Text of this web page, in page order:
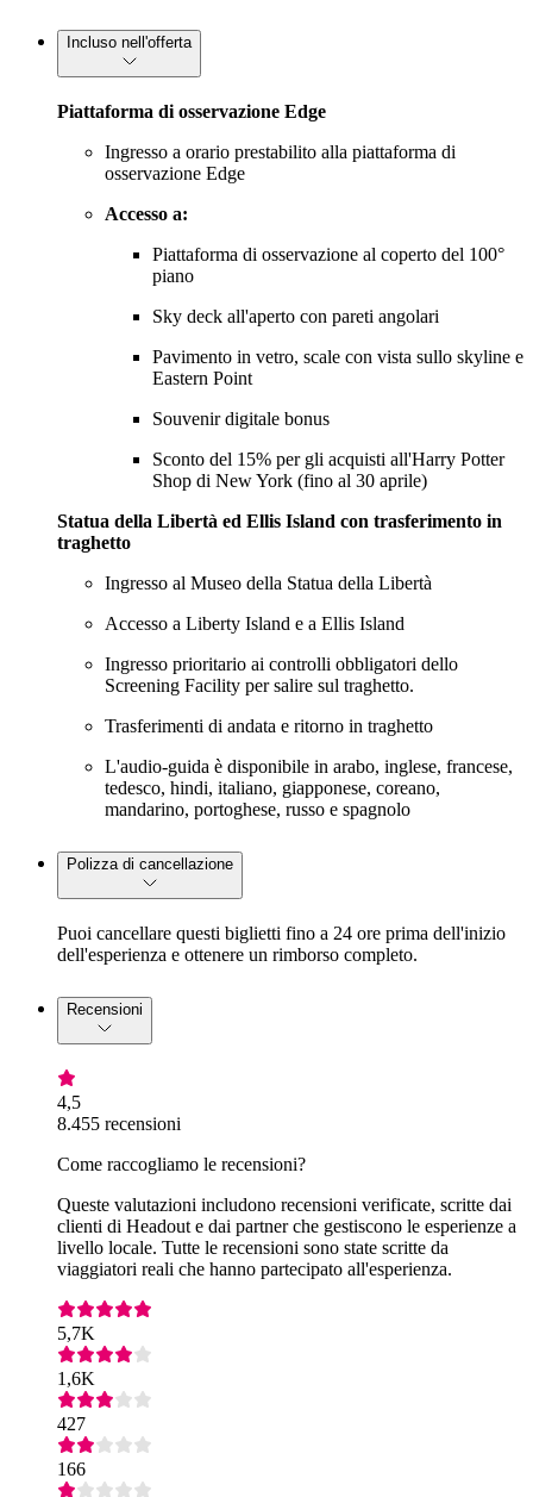
Incluso nell'offerta
Piattaforma di osservazione Edge
Ingresso a orario prestabilito alla piattaforma di
osservazione Edge
Accesso a:
Piattaforma di osservazione al coperto del 100°
piano
Sky deck all'aperto con pareti angolari
Pavimento in vetro, scale con vista sullo skyline e
Eastern Point
Souvenir digitale bonus
Sconto del 15% per gli acquisti all'Harry Potter
Shop di New York (fino al 30 aprile)
Statua della Libertà ed Ellis Island con trasferimento in
traghetto
Ingresso al Museo della Statua della Libertà
Accesso a Liberty Island e a Ellis Island
Ingresso prioritario ai controlli obbligatori dello
Screening Facility per salire sul traghetto.
Trasferimenti di andata e ritorno in traghetto
L'audio-guida è disponibile in arabo, inglese, francese,
tedesco, hindi, italiano, giapponese, coreano,
mandarino, portoghese, russo e spagnolo
Polizza di cancellazione
Puoi cancellare questi biglietti fino a 24 ore prima dell'inizio
dell'esperienza e ottenere un rimborso completo.
Recensioni
4,5
8.455 recensioni
Come raccogliamo le recensioni?
Queste valutazioni includono recensioni verificate, scritte dai
clienti di Headout e dai partner che gestiscono le esperienze a
livello locale. Tutte le recensioni sono state scritte da
viaggiatori reali che hanno partecipato all'esperienza.
5,7K
1,6K
427
166